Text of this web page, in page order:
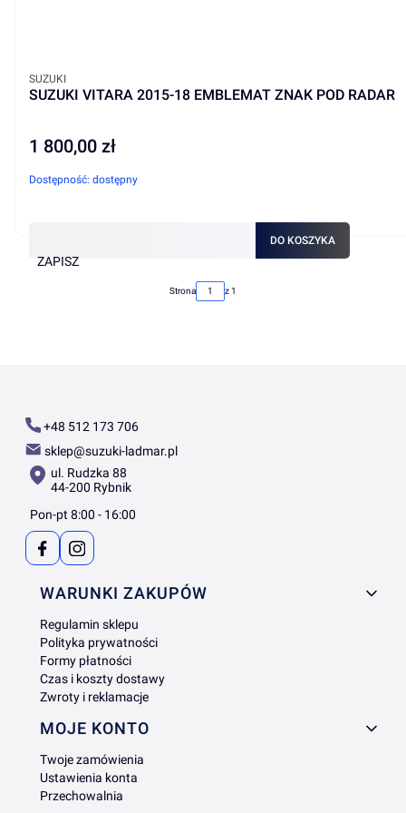
SUZUKI VITARA 2015-18 EMBLEMAT ZNAK POD RADAR
PRODUCENT
SUZUKI
Cena
1 800,00 zł
Dostępność: dostępny
ZAPISZ
DO KOSZYKA
Strona z 1
+48 512 173 706
sklep@suzuki-ladmar.pl
ul. Rudzka 88
44-200 Rybnik
Pon-pt 8:00 - 16:00
Linki w stopce
WARUNKI ZAKUPÓW
Regulamin sklepu
Polityka prywatności
Formy płatności
Czas i koszty dostawy
Zwroty i reklamacje
MOJE KONTO
Twoje zamówienia
Ustawienia konta
Przechowalnia